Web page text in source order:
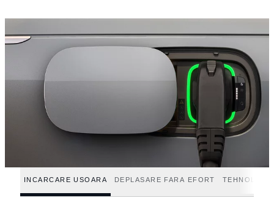
INCARCARE USOARA DEPLASARE FARA EFORT